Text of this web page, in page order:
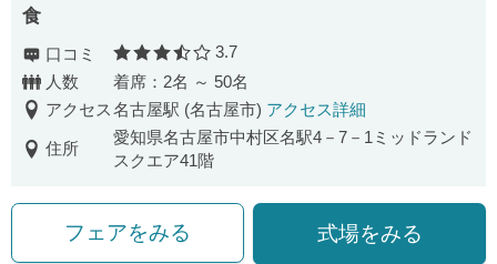
食
口コミ 口コミ評価
3.7
人数
着席：2名 ～ 50名
アクセス名古屋駅 (名古屋市) アクセス詳細
住所
愛知県名古屋市中村区名駅4－7－1ミッドランド
スクエア41階
フェアをみる 式場をみる